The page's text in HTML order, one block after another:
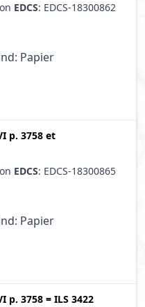
EDCS: EDCS-18300862
Papier
p. 3758 et
EDCS: EDCS-18300865
Papier
p. 3758 = ILS 3422